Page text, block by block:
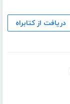
دریافت از کتابراه